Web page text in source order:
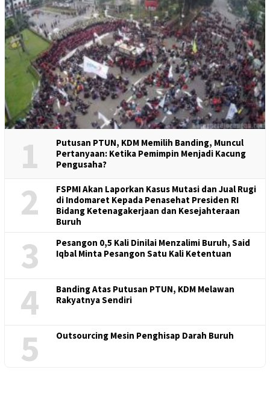
1
Putusan PTUN, KDM Memilih Banding, Muncul
Pertanyaan: Ketika Pemimpin Menjadi Kacung
Pengusaha?
2
FSPMI Akan Laporkan Kasus Mutasi dan Jual Rugi
di Indomaret Kepada Penasehat Presiden RI
Bidang Ketenagakerjaan dan Kesejahteraan
Buruh
3
Pesangon 0,5 Kali Dinilai Menzalimi Buruh, Said
Iqbal Minta Pesangon Satu Kali Ketentuan
4
Banding Atas Putusan PTUN, KDM Melawan
Rakyatnya Sendiri
5 Outsourcing Mesin Penghisap Darah Buruh